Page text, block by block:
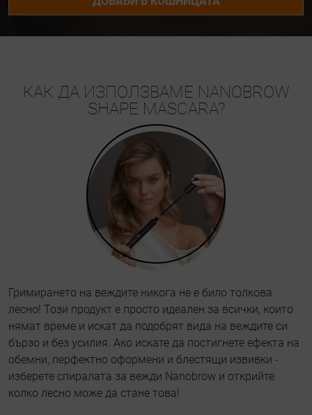
КАК ДА ИЗПОЛЗВАМЕ NANOBROW
SHAPE MASCARA?
Гримирането на веждите никога не е било толкова
лесно! Този продукт е просто идеален за всички, които
нямат време и искат да подобрят вида на веждите си
бързо и без усилия. Ако искате да постигнете ефекта на
обемни, перфектно оформени и блестящи извивки -
изберете спиралата за вежди Nanobrow и открийте
колко лесно може да стане това!